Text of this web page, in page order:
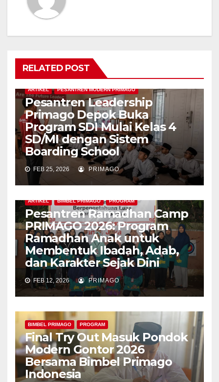
RELATED POST
ARTIKEL PESANTREN MODERN PRIMAGO
Pesantren Leadership
Primago Depok Buka
Program SDI Mulai Kelas 4
SD/MI dengan Sistem
Boarding School
FEB 25, 2026 PRIMAGO
ARTIKEL BIMBEL PRIMAGO PROGRAM
Pesantren Ramadhan Camp
PRIMAGO 2026: Program
Ramadhan Anak untuk
Membentuk Ibadah, Adab,
dan Karakter Sejak Dini
FEB 12, 2026 PRIMAGO
BIMBEL PRIMAGO PROGRAM
Final Try Out Masuk Pondok
Modern Gontor 2026
Bersama Bimbel Primago
Indonesia